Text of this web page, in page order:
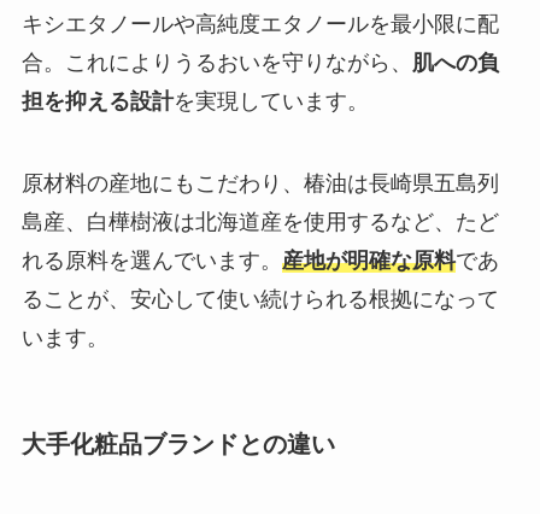
キシエタノールや高純度エタノールを最小限に配
合。これによりうるおいを守りながら、 肌への負
担を抑える設計を実現しています。
原材料の産地にもこだわり、椿油は長崎県五島列
島産、白樺樹液は北海道産を使用するなど、たど
れる原料を選んでいます。 産地が明確な原料であ
ることが、安心して使い続けられる根拠になって
います。
大手化粧品ブランドとの違い